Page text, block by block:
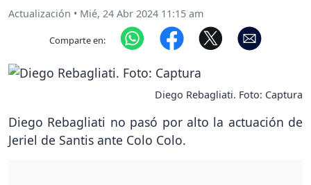
Actualización • Mié, 24 Abr 2024 11:15 am
Comparte en:
Diego Rebagliati. Foto: Captura
Diego Rebagliati no pasó por alto la actuación de
Jeriel de Santis ante Colo Colo.